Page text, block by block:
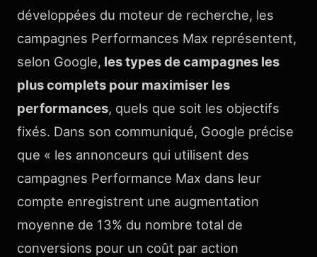
développées du moteur de recherche, les
campagnes Performances Max représentent,
selon Google, les types de campagnes les
plus complets pour maximiser les
performances, quels que soit les objectifs
fixés. Dans son communiqué, Google précise
que « les annonceurs qui utilisent des
campagnes Performance Max dans leur
compte enregistrent une augmentation
moyenne de 13% du nombre total de
conversions pour un coût par action